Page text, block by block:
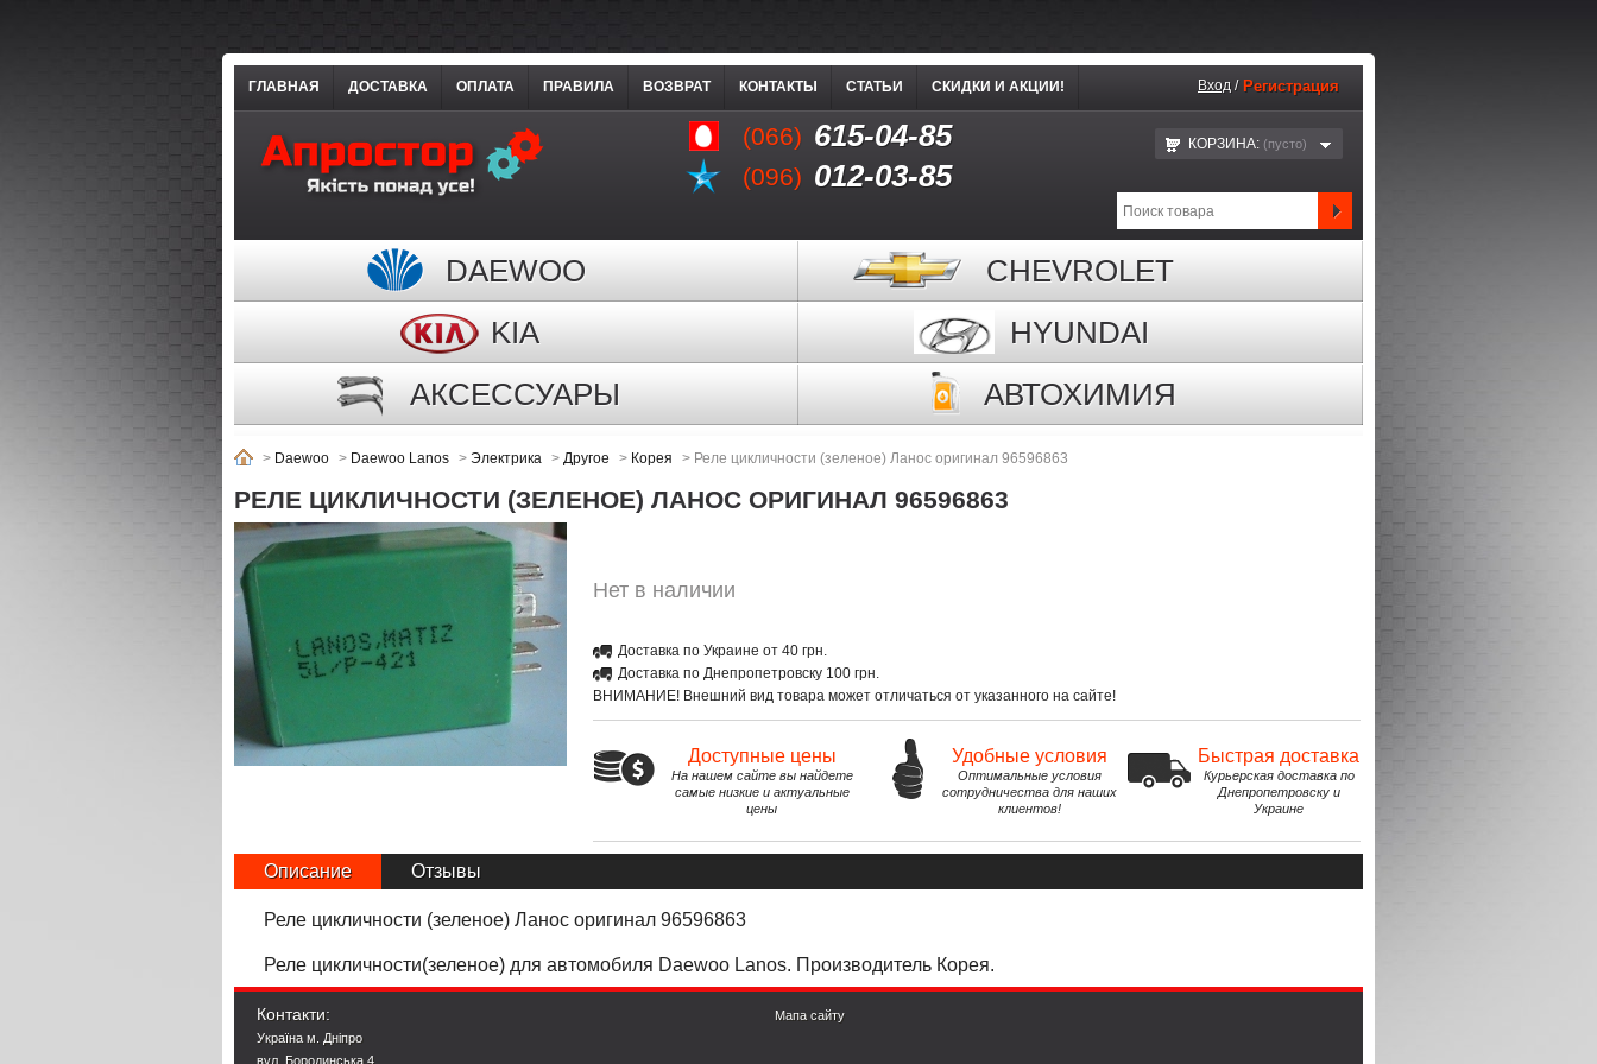
(066) 615-04-85
(096) 012-03-85
ГЛАВНАЯ ДОСТАВКА ОПЛАТА ПРАВИЛА ВОЗВРАТ КОНТАКТЫ СТАТЬИ СКИДКИ И АКЦИИ! Вход / Регистрация
КОРЗИНА: (пустo)
DAEWOO
CHEVROLET
KIA
HYUNDAI
АКСЕССУАРЫ
АВТОХИМИЯ
> Daewoo > Daewoo Lanos > Электрика > Другое > Корея > Реле цикличности (зеленое) Ланос оригинал 96596863
РЕЛЕ ЦИКЛИЧНОСТИ (ЗЕЛЕНОЕ) ЛАНОС ОРИГИНАЛ 96596863
Нет в наличии
Доставка по Украине от 40 грн.
Доставка по Днепропетровску 100 грн.
ВНИМАНИЕ! Внешний вид товара может отличаться от указанного на сайте!
Доступные цены
На нашем сайте вы найдете
самые низкие и актуальные
цены
Удобные условия
Оптимальные условия
сотрудничества для наших
клиентов!
Быстрая доставка
Курьерская доставка по
Днепропетровску и
Украине
Описание Отзывы
Реле цикличности (зеленое) Ланос оригинал 96596863
Реле цикличности(зеленое) для автомобиля Daewoo Lanos. Производитель Корея.
Контакти:
Україна м. Дніпро
вул. Бородинська 4
Мапа сайту